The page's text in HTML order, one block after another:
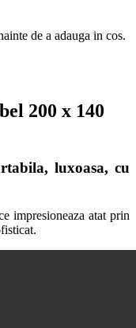
de a adauga in cos.
200 x 140
luxoasa, cu
impresioneaza atat prin